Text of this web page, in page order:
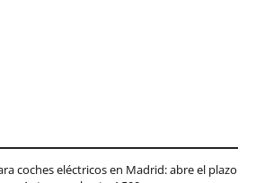
coches eléctricos en Madrid: abre el plazo